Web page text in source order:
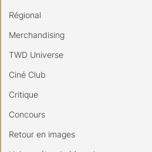
Régional
Merchandising
TWD Universe
Ciné Club
Critique
Concours
Retour en images